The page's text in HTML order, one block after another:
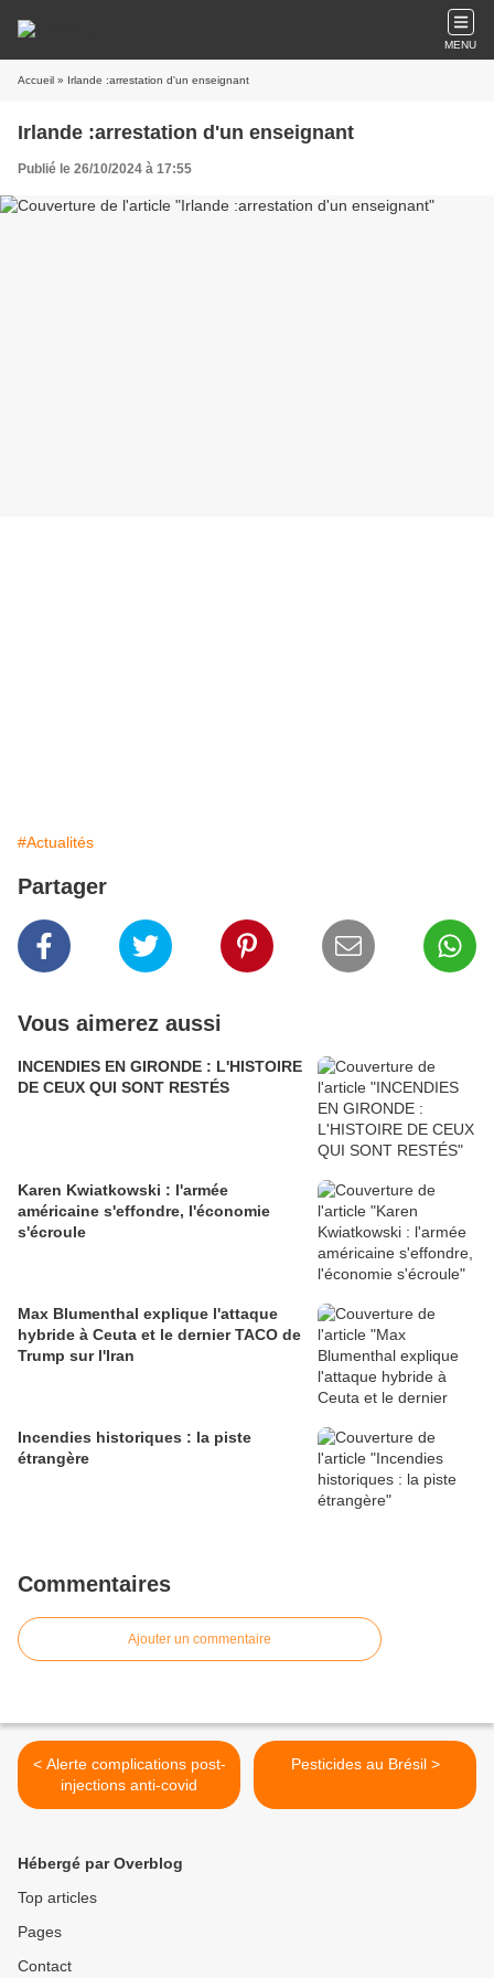
MENU
Accueil » Irlande :arrestation d'un enseignant
Irlande :arrestation d'un enseignant
Publié le 26/10/2024 à 17:55
#Actualités
Partager
Vous aimerez aussi
INCENDIES EN GIRONDE : L'HISTOIRE
DE CEUX QUI SONT RESTÉS
Karen Kwiatkowski : l'armée
américaine s'effondre, l'économie
s'écroule
Max Blumenthal explique l'attaque
hybride à Ceuta et le dernier TACO de
Trump sur l'Iran
Incendies historiques : la piste
étrangère
Commentaires
Ajouter un commentaire
< Alerte complications post-
injections anti-covid
Pesticides au Brésil >
Hébergé par Overblog
Top articles
Pages
Contact